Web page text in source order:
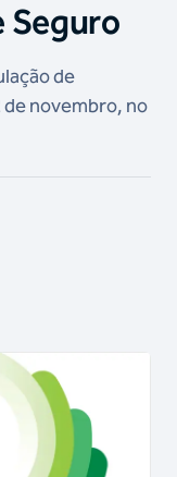
Seguro
de
de novembro, no